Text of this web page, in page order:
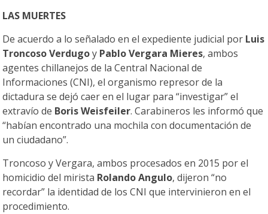
LAS MUERTES
De acuerdo a lo señalado en el expediente judicial por Luis
Troncoso Verdugoy Pablo Vergara Mieres, ambos
agentes chillanejos de la Central Nacional de
Informaciones (CNI), el organismo represor de la
dictadura se dejó caer en el lugar para “investigar” el
extravío de Boris Weisfeiler. Carabineros les informó que
“habían encontrado una mochila con documentación de
un ciudadano”.
Troncoso y Vergara, ambos procesados en 2015 por el
homicidio del mirista Rolando Angulo, dijeron “no
recordar” la identidad de los CNI que intervinieron en el
procedimiento.